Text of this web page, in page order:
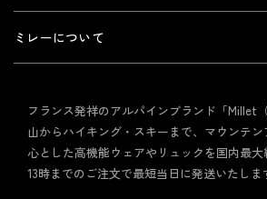
ミレーについて
フランス発祥のアルパインブランド「Millet
山からハイキング・スキーまで、マウンテ
心とした高機能ウェアやリュックを国内最大
13時までのご注文で最短当日に発送いたしま